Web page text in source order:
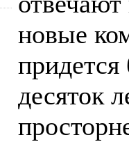
новые
десяток